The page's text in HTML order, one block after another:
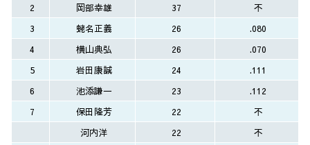
2
岡部幸雄 37
不
3
蛯名正義 26
.080
4
横山典弘 26
.070
5
岩田康誠 24
.111
6
池添謙一 23
.112
7
保田隆芳 22
不
河内洋
22
不